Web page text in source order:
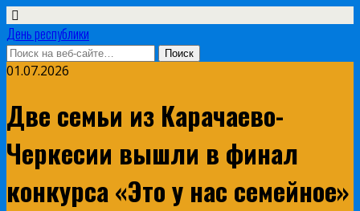
День республики
01.07.2026
Две семьи из Карачаево-
Черкесии вышли в финал
конкурса «Это у нас семейное»